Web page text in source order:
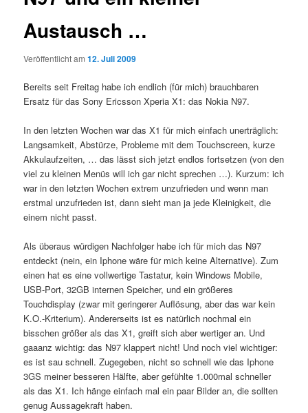
Austausch …
Veröffentlicht am12. Juli 2009
Bereits seit Freitag habe ich endlich (für mich) brauchbaren
Ersatz für das Sony Ericsson Xperia X1: das Nokia N97.
In den letzten Wochen war das X1 für mich einfach unerträglich:
Langsamkeit, Abstürze, Probleme mit dem Touchscreen, kurze
Akkulaufzeiten, … das lässt sich jetzt endlos fortsetzen (von den
viel zu kleinen Menüs will ich gar nicht sprechen …). Kurzum: ich
war in den letzten Wochen extrem unzufrieden und wenn man
erstmal unzufrieden ist, dann sieht man ja jede Kleinigkeit, die
einem nicht passt.
Als überaus würdigen Nachfolger habe ich für mich das N97
entdeckt (nein, ein Iphone wäre für mich keine Alternative). Zum
einen hat es eine vollwertige Tastatur, kein Windows Mobile,
USB-Port, 32GB internen Speicher, und ein größeres
Touchdisplay (zwar mit geringerer Auflösung, aber das war kein
K.O.-Kriterium). Andererseits ist es natürlich nochmal ein
bisschen größer als das X1, greift sich aber wertiger an. Und
gaaanz wichtig: das N97 klappert nicht! Und noch viel wichtiger:
es ist sau schnell. Zugegeben, nicht so schnell wie das Iphone
3GS meiner besseren Hälfte, aber gefühlte 1.000mal schneller
als das X1. Ich hänge einfach mal ein paar Bilder an, die sollten
genug Aussagekraft haben.